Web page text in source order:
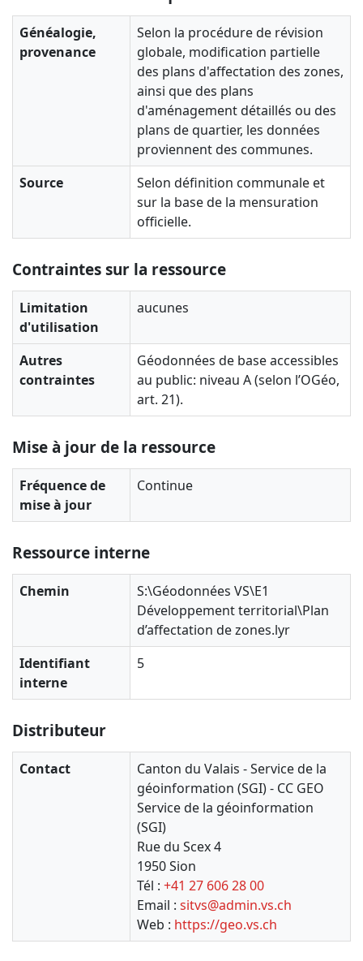
Généalogie,
provenance
Selon la procédure de révision
globale, modification partielle
des plans d'affectation des zones,
ainsi que des plans
d'aménagement détaillés ou des
plans de quartier, les données
proviennent des communes.
Source
Selon définition communale et
sur la base de la mensuration
officielle.
Contraintes sur la ressource
Limitation
d'utilisation
aucunes
Autres
contraintes
Géodonnées de base accessibles
au public: niveau A (selon l’OGéo,
art. 21).
Mise à jour de la ressource
Fréquence de
mise à jour
Continue
Ressource interne
Chemin
S:\Géodonnées VS\E1
Développement territorial\Plan
d’affectation de zones.lyr
Identifiant
interne
5
Distributeur
Contact
Canton du Valais - Service de la
géoinformation (SGI) - CC GEO
Service de la géoinformation
(SGI)
Rue du Scex 4
1950 Sion
Tél : +41 27 606 28 00
Email : sitvs@admin.vs.ch
Web : https://geo.vs.ch